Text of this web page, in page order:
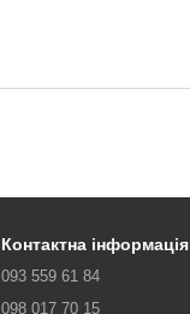
Контактна інформація
093 559 61 84
098 017 70 15